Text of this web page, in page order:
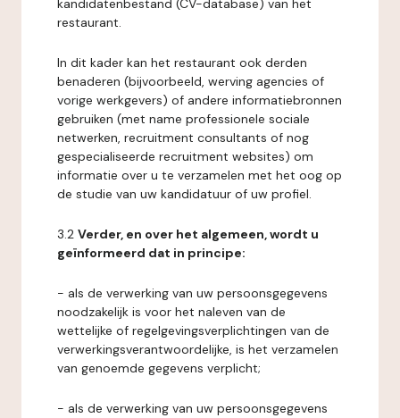
kandidatenbestand (CV-database) van het
restaurant.
In dit kader kan het restaurant ook derden
benaderen (bijvoorbeeld, werving agencies of
vorige werkgevers) of andere informatiebronnen
gebruiken (met name professionele sociale
netwerken, recruitment consultants of nog
gespecialiseerde recruitment websites) om
informatie over u te verzamelen met het oog op
de studie van uw kandidatuur of uw profiel.
3.2 Verder, en over het algemeen, wordt u
geïnformeerd dat in principe:
- als de verwerking van uw persoonsgegevens
noodzakelijk is voor het naleven van de
wettelijke of regelgevingsverplichtingen van de
verwerkingsverantwoordelijke, is het verzamelen
van genoemde gegevens verplicht;
- als de verwerking van uw persoonsgegevens